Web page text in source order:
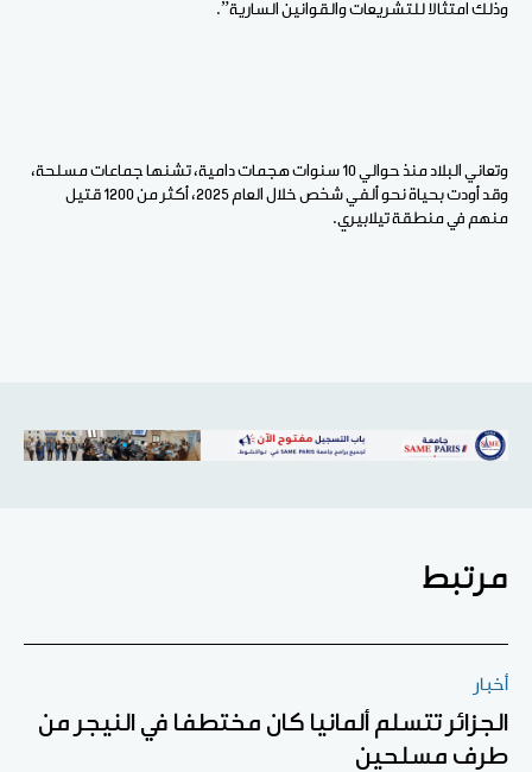
وذلك امتثالا للتشريعات والقوانين السارية”.
وتعاني البلاد منذ حوالي 10 سنوات هجمات دامية، تشنها جماعات مسلحة،
وقد أودت بحياة نحو ألفي شخص خلال العام 2025، أكثر من 1200 قتيل
منهم في منطقة تيلابيري.
مرتبط
أخبار
الجزائر تتسلم ألمانيا كان مختطفا في النيجر من
طرف مسلحين